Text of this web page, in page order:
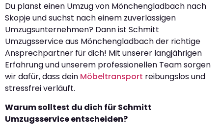
Du planst einen Umzug von Mönchengladbach nach
Skopje und suchst nach einem zuverlässigen
Umzugsunternehmen? Dann ist Schmitt
Umzugsservice aus Mönchengladbach der richtige
Ansprechpartner für dich! Mit unserer langjährigen
Erfahrung und unserem professionellen Team sorgen
wir dafür, dass dein Möbeltransport reibungslos und
stressfrei verläuft.
Warum solltest du dich für Schmitt
Umzugsservice entscheiden?